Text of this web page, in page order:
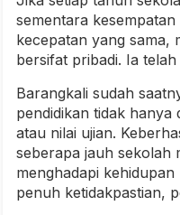
sementara
kecepatan yang sama,
bersifat pribadi. Ia
Barangkali sudah
pendidikan tidak hanya
atau nilai ujian.
seberapa jauh sekolah
menghadapi
penuh ketidakpastian,